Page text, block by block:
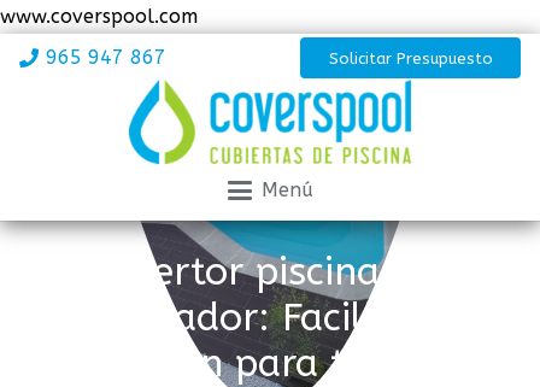
www.coverspool.com
965 947 867
Solicitar Presupuesto
Menú
Cobertor piscina con
enrollador: Facilidad y
protección para tu piscina